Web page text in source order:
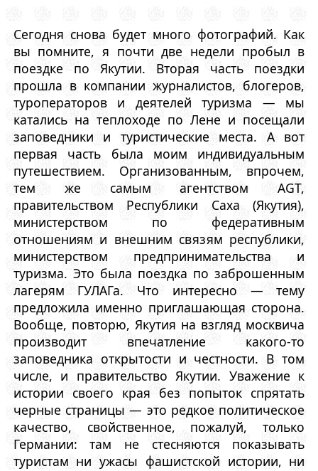
Сегодня снова будет много фотографий. Как
вы помните, я почти две недели пробыл в
поездке по Якутии. Вторая часть поездки
прошла в компании журналистов, блогеров,
туроператоров и деятелей туризма — мы
катались на теплоходе по Лене и посещали
заповедники и туристические места. А вот
первая часть была моим индивидуальным
путешествием. Организованным, впрочем,
тем же самым агентством AGT,
правительством Республики Саха (Якутия),
министерством по федеративным
отношениям и внешним связям республики,
министерством предпринимательства и
туризма. Это была поездка по заброшенным
лагерям ГУЛАГа. Что интересно — тему
предложила именно приглашающая сторона.
Вообще, повторю, Якутия на взгляд москвича
производит впечатление какого-то
заповедника открытости и честности. В том
числе, и правительство Якутии. Уважение к
истории своего края без попыток спрятать
черные страницы — это редкое политическое
качество, свойственное, пожалуй, только
Германии: там не стесняются показывать
туристам ни ужасы фашистской истории, ни